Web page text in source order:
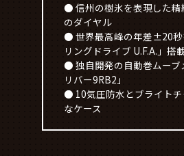
● 信州の樹氷を表現した精
のダイヤル
● 世界最高峰の年差±20秒
リングドライブ U.F.A.」搭
● 独自開発の自動巻ムーブ
リバー9RB2」
● 10気圧防水とブライトチ
なケース